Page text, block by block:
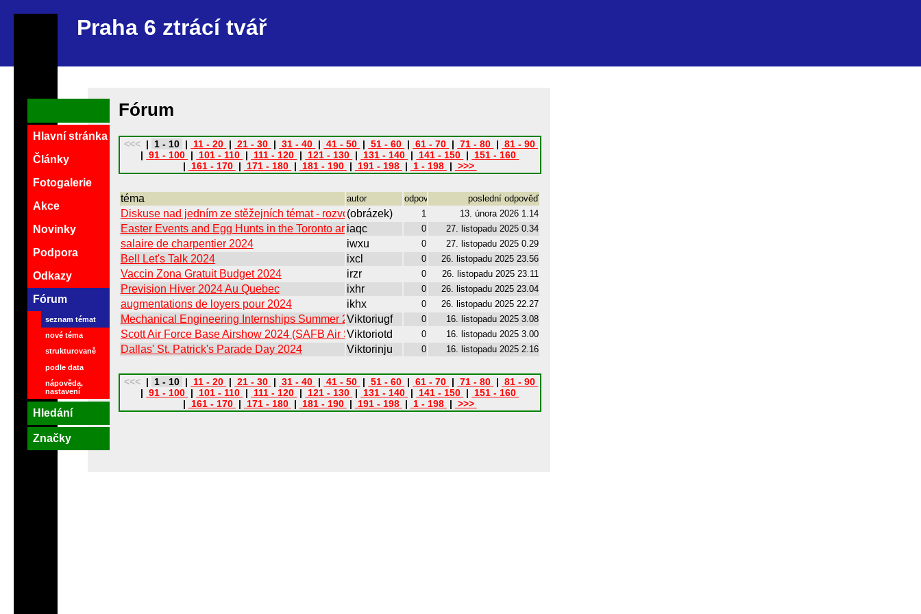
Praha 6 ztrácí tvář
Fórum
<<< | 1 - 10 | 11 - 20 | 21 - 30 | 31 - 40 | 41 - 50 | 51 - 60 | 61 - 70 | 71 - 80 | 81 - 90
| 91 - 100 | 101 - 110 | 111 - 120 | 121 - 130 | 131 - 140 | 141 - 150 | 151 - 160
| 161 - 170 | 171 - 180 | 181 - 190 | 191 - 198 | 1 - 198 | >>>
téma autor odpovědí poslední odpověď
Diskuse nad jedním ze stěžejních témat - rozvoj letiště Ruzyně,
(obrázek) 1 13. února 2026 1.14
Easter Events and Egg Hunts in the Toronto area 2024
iaqc 0 27. listopadu 2025 0.34
salaire de charpentier 2024 iwxu 0 27. listopadu 2025 0.29
Bell Let's Talk 2024 ixcl 0 26. listopadu 2025 23.56
Vaccin Zona Gratuit Budget 2024 irzr 0 26. listopadu 2025 23.11
Prevision Hiver 2024 Au Quebec ixhr 0 26. listopadu 2025 23.04
augmentations de loyers pour 2024 ikhx 0 26. listopadu 2025 22.27
Mechanical Engineering Internships Summer 2024Viktoriugf 0 16. listopadu 2025 3.08
Scott Air Force Base Airshow 2024 (SAFB Air Show)
Viktoriotd 0 16. listopadu 2025 3.00
Dallas' St. Patrick's Parade Day 2024 Viktorinju 0 16. listopadu 2025 2.16
<<< | 1 - 10 | 11 - 20 | 21 - 30 | 31 - 40 | 41 - 50 | 51 - 60 | 61 - 70 | 71 - 80 | 81 - 90
| 91 - 100 | 101 - 110 | 111 - 120 | 121 - 130 | 131 - 140 | 141 - 150 | 151 - 160
| 161 - 170 | 171 - 180 | 181 - 190 | 191 - 198 | 1 - 198 | >>>
Hlavní stránka
Články
Fotogalerie
Akce
Novinky
Podpora
Odkazy
Fórum
seznam témat
nové téma
strukturovaně
podle data
nápověda,
nastavení
Hledání
Značky